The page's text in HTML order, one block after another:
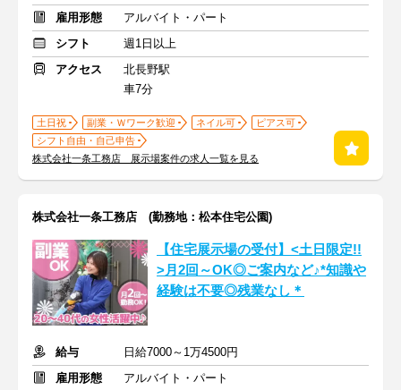
雇用形態
アルバイト・パート
シフト
週1日以上
アクセス
北長野駅
車7分
土日祝 副業・Ｗワーク歓迎 ネイル可
ピアス可
シフト自由・自己申告
株式会社一条工務店 展示場案件の求人一覧を見る
株式会社一条工務店 (勤務地：松本住宅公園)
【住宅展示場の受付】<土日限定!!
>月2回～OK◎ご案内など♪*知識や
経験は不要◎残業なし＊
給与
日給7000～1万4500円
雇用形態
アルバイト・パート